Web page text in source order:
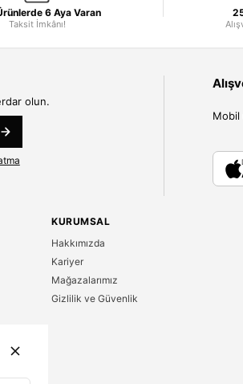
6 Aya Varan
Taksit İmkânı!
olun.
Mobil
KURUMSAL
Hakkımızda
Kariyer
Mağazalarımız
Gizlilik ve Güvenlik